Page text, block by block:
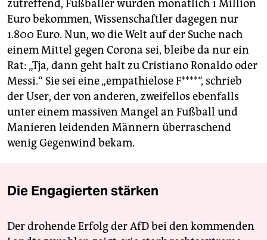
zutreffend, Fußballer würden monatlich 1 Million
Euro bekommen, Wissenschaftler dagegen nur
1.800 Euro. Nun, wo die Welt auf der Suche nach
einem Mittel gegen Corona sei, bleibe da nur ein
Rat: „Tja, dann geht halt zu Cristiano Ronaldo oder
Messi.“ Sie sei eine „empathielose F****“, schrieb
der User, der von anderen, zweifellos ebenfalls
unter einem massiven Mangel an Fußball und
Manieren leidenden Männern überraschend
wenig Gegenwind bekam.
Die Engagierten stärken
Der drohende Erfolg der AfD bei den kommenden